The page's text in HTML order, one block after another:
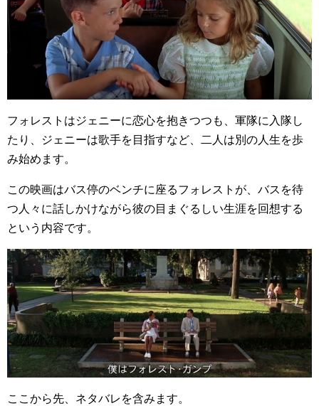
フォレストはジェニーに恋心を抱きつつも、軍隊に入隊し
たり、ジェニーは歌手を目指すなど、二人は別の人生を歩
み始めます。
この映画はバス停のベンチに座るフォレストが、バスを待
つ人々に話しかけながら彼の目まぐるしい生涯を回想する
という内容です。
ここから先、ネタバレを含みます。